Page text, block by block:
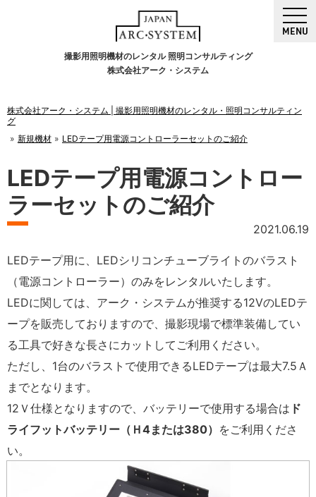
撮影用照明機材のレンタル 照明コンサルティング
株式会社アーク・システム
MENU
株式会社アーク・システム | 撮影用照明機材のレンタル・照明コンサルティン
グ
新規機材
LEDテープ用電源コントローラーセットのご紹介
LEDテープ用電源コントロー
ラーセットのご紹介
2021.06.19
LEDテープ用に、LEDシリコンチューブライトのバラスト
（電源コントローラー）のみをレンタルいたします。
LEDに関しては、アーク・システムが推奨する12VのLEDテ
ープを販売しておりますので、撮影現場で標準装備してい
る工具で好きな長さにカットしてご利用ください。
ただし、1台のバラストで使用できるLEDテープは最大7.5Ａ
までとなります。
12Ｖ仕様となりますので、バッテリーで使用する場合は ド
ライフットバッテリー（Ｈ4または380） をご利用くださ
い。